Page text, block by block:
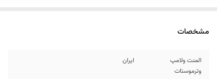
مشخصات
المنت ولامپ
وترموستات
ایران